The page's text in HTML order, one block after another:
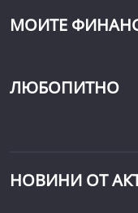
МОИТЕ
ЛЮБОПИТНО
НОВИНИ ОТ